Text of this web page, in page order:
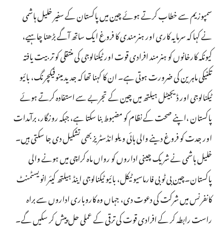
سمپوزیم سے خطاب کرتے ہوئے چین میں پاکستان کے سفیر خلیل ہاشمی
نے کہا کہ سرمایہ کاری اور ہنرمندی کا فروغ ایک ساتھ آگے بڑھنا چاہیے،
کیونکہ کارخانوں کو ہنرمند افرادی قوت اور ٹیکنالوجی کی منتقلی کو تربیت یافتہ
تکنیکی ماہرین کی ضرورت ہوتی ہے۔ ان کا کہنا تھا کہ جدید مینوفیکچرنگ، بائیو
ٹیکنالوجی اور ڈیجیٹل ہیلتھ میں چین کے تجربے سے استفادہ کرتے ہوئے
پاکستان ،اپنے صحت کے نظام کو مضبوط بنا سکتا ہے، جبکہ روزگار، برآمدات
اور جدت کو فروغ دینے والی ہائی ویلو انڈسٹریز بھی تشکیل دی جا سکتی ہیں۔
خلیل ہاشمی نے شریک چینی اداروں کو رواں ماہ کراچی میں ہونے والی
پاکستان۔چین بی ٹو بی فارماسیوٹیکل، بائیو ٹیکنالوجی اینڈ ہیلتھ کیئر انویسٹمنٹ
کانفرنس میں شرکت کی دعوت دی، جہاں وہ کاروباری اداروں سے براہ
راست رابطہ کر کے افرادی قوت کی ترقی کے عملی حل پیش کر سکیں گے۔